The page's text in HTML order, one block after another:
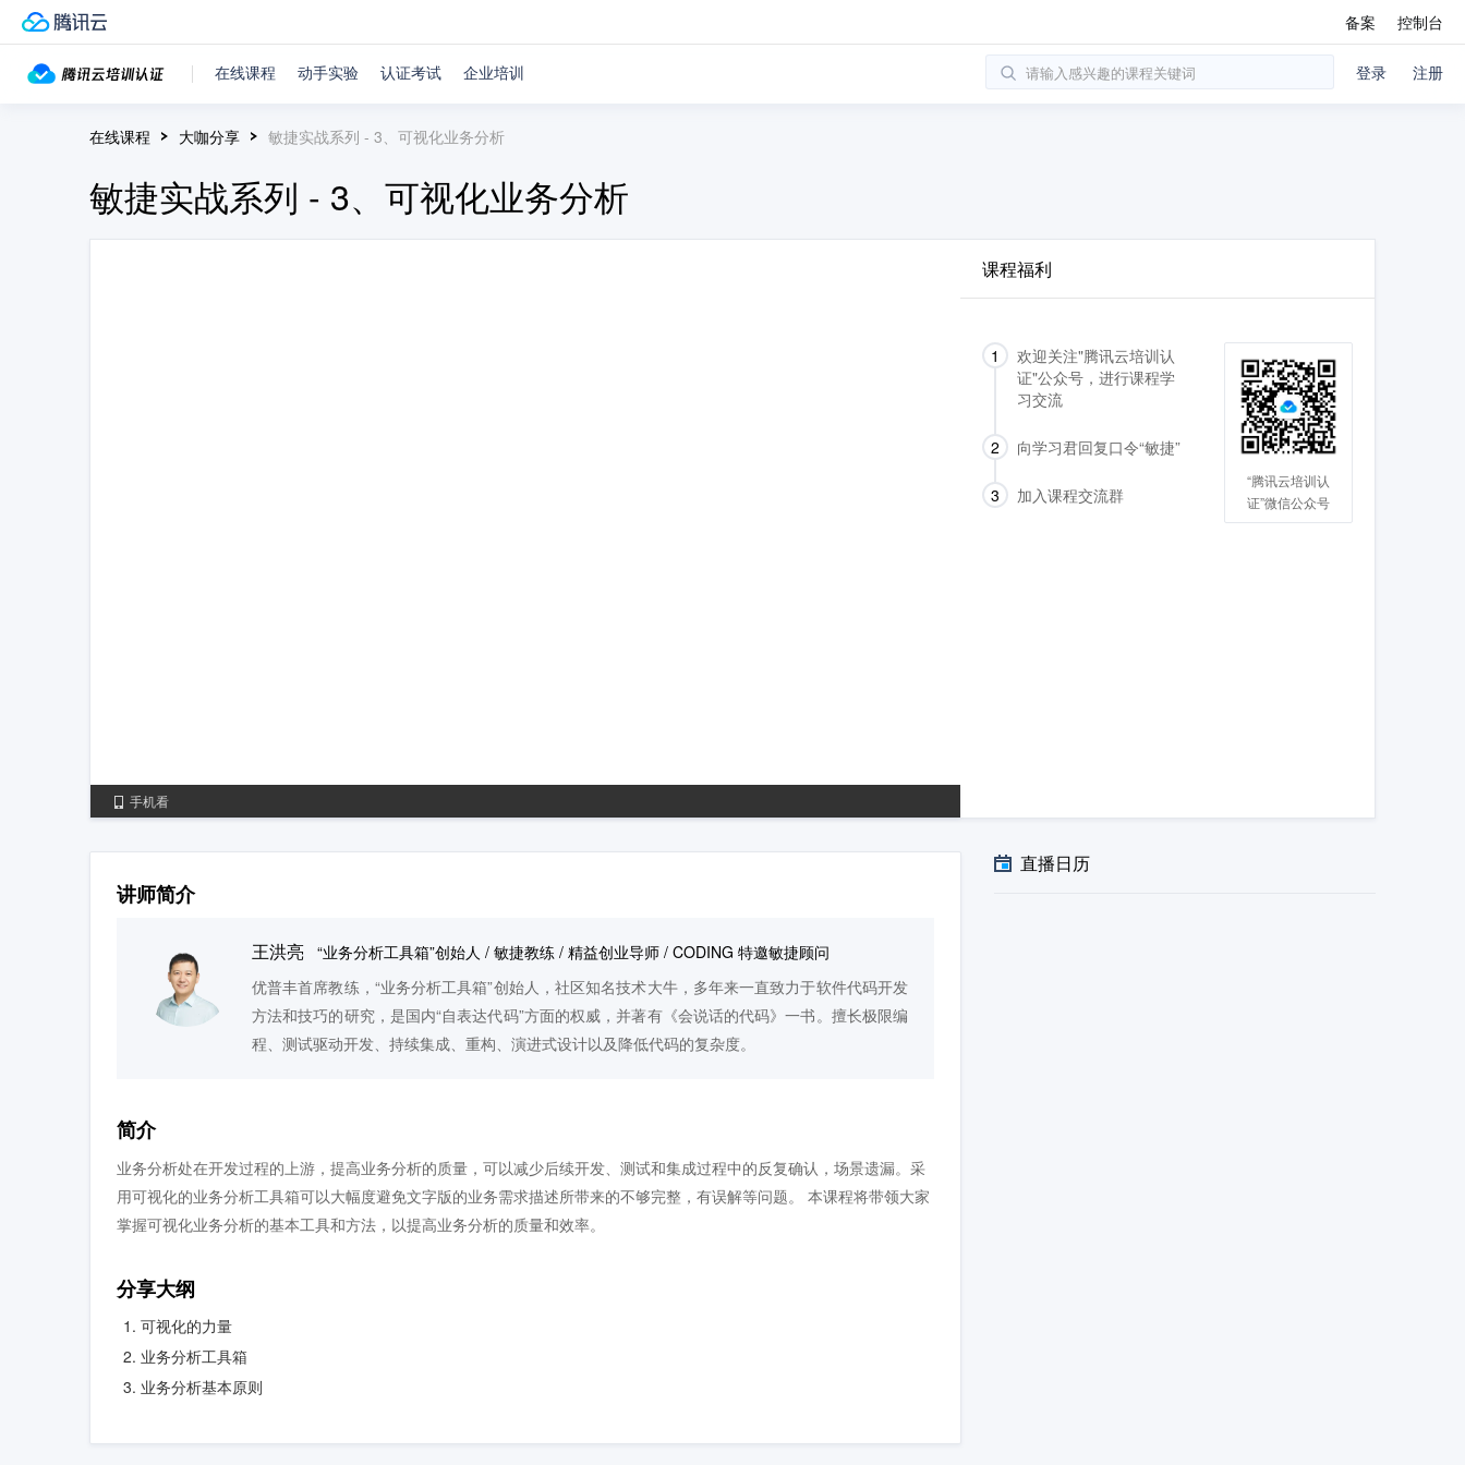
备案 控制台
在线课程 动手实验 认证考试 企业培训 登录 注册
在线课程 大咖分享 敏捷实战系列 - 3、可视化业务分析
敏捷实战系列 - 3、可视化业务分析
手机看
课程福利
1
欢迎关注"腾讯云培训认
证"公众号，进行课程学
习交流
2 向学习君回复口令“敏捷”
3 加入课程交流群
“腾讯云培训认
证”微信公众号
讲师简介
王洪亮 “业务分析工具箱”创始人 / 敏捷教练 / 精益创业导师 / CODING 特邀敏捷顾问
优普丰首席教练，“业务分析工具箱”创始人，社区知名技术大牛，多年来一直致力于软件代码开发
方法和技巧的研究，是国内“自表达代码”方面的权威，并著有《会说话的代码》一书。擅长极限编
程、测试驱动开发、持续集成、重构、演进式设计以及降低代码的复杂度。
简介
业务分析处在开发过程的上游，提高业务分析的质量，可以减少后续开发、测试和集成过程中的反复确认，场景遗漏。采
用可视化的业务分析工具箱可以大幅度避免文字版的业务需求描述所带来的不够完整，有误解等问题。 本课程将带领大家
掌握可视化业务分析的基本工具和方法，以提高业务分析的质量和效率。
分享大纲
可视化的力量
业务分析工具箱
业务分析基本原则
直播日历